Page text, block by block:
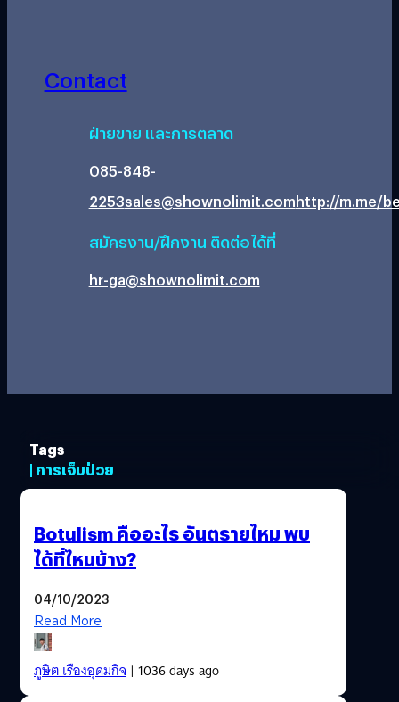
Contact
ฝ่ายขาย และการตลาด
085-848-
2253sales@shownolimit.comhttp://m.me/
สมัครงาน/ฝึกงาน ติดต่อได้ที่
hr-ga@shownolimit.com
Tags
| การเจ็บป่วย
Botulism คืออะไร อันตรายไหม พบ
ได้ที่ไหนบ้าง?
04/10/2023
Read More
ภูษิต เรืองอุดมกิจ| 1036 days ago